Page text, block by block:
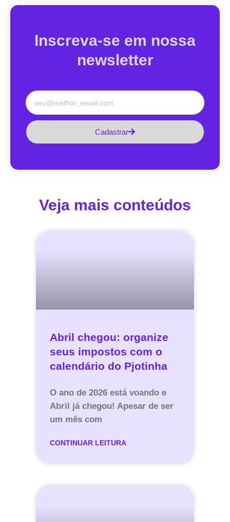
Inscreva-se em nossa
newsletter
Cadastrar
Veja mais conteúdos
Abril chegou: organize
seus impostos com o
calendário do Pjotinha
O ano de 2026 está voando e
Abril já chegou! Apesar de ser
um mês com
CONTINUAR LEITURA